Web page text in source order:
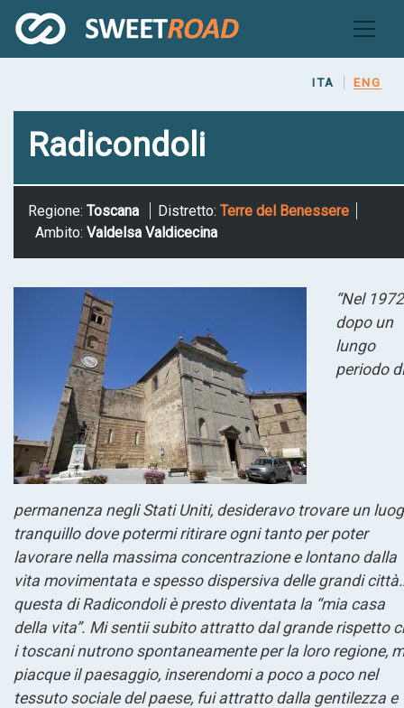
to
main
ITA ENG
Radicondoli
Regione: Toscana Distretto: Terre del Benessere
Ambito: Valdelsa Valdicecina
“Nel
dopo un
lungo
periodo di
permanenza negli Stati Uniti, desideravo trovare un
tranquillo dove potermi ritirare ogni tanto per poter
lavorare nella massima concentrazione e lontano dalla
vita movimentata e spesso dispersiva delle grandi
questa di Radicondoli è presto diventata la “mia casa
della vita”. Mi sentii subito attratto dal grande rispetto
i toscani nutrono spontaneamente per la loro regione,
piacque il paesaggio, inserendomi a poco a poco nel
tessuto sociale del paese, fui attratto dalla gentilezza e